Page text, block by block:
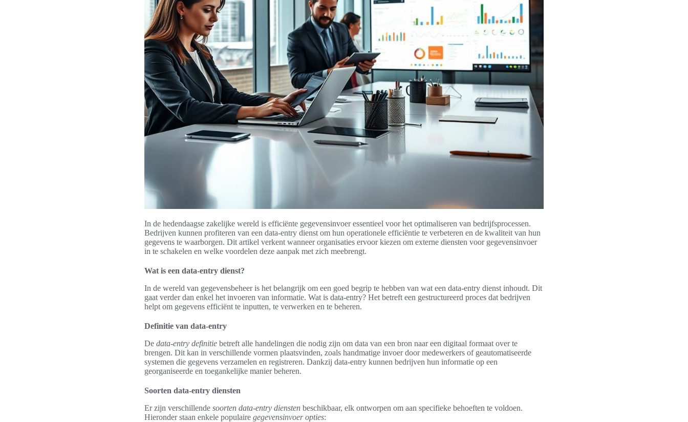
In de hedendaagse zakelijke wereld is efficiënte gegevensinvoer essentieel voor het optimaliseren van bedrijfsprocessen.
Bedrijven kunnen profiteren van een data-entry dienst om hun operationele efficiëntie te verbeteren en de kwaliteit van hun
gegevens te waarborgen. Dit artikel verkent wanneer organisaties ervoor kiezen om externe diensten voor gegevensinvoer
in te schakelen en welke voordelen deze aanpak met zich meebrengt.
Wat is een data-entry dienst?
In de wereld van gegevensbeheer is het belangrijk om een goed begrip te hebben van wat een data-entry dienst inhoudt. Dit
gaat verder dan enkel het invoeren van informatie. Wat is data-entry? Het betreft een gestructureerd proces dat bedrijven
helpt om gegevens efficiënt te inputten, te verwerken en te beheren.
Definitie van data-entry
De data-entry definitie betreft alle handelingen die nodig zijn om data van een bron naar een digitaal formaat over te
brengen. Dit kan in verschillende vormen plaatsvinden, zoals handmatige invoer door medewerkers of geautomatiseerde
systemen die gegevens verzamelen en registreren. Dankzij data-entry kunnen bedrijven hun informatie op een
georganiseerde en toegankelijke manier beheren.
Soorten data-entry diensten
Er zijn verschillende soorten data-entry diensten beschikbaar, elk ontworpen om aan specifieke behoeften te voldoen.
Hieronder staan enkele populaire gegevensinvoer opties: